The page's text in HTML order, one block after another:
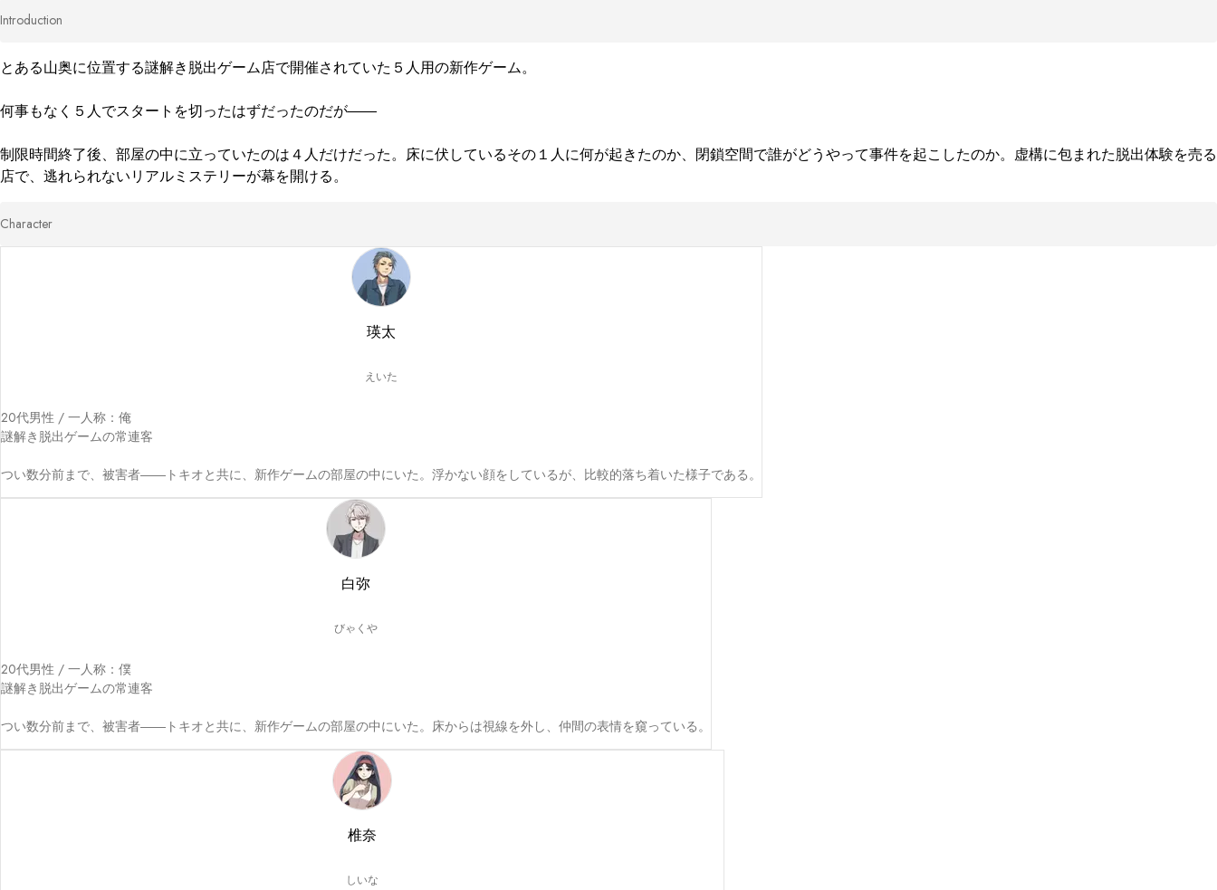
Introduction
とある山奥に位置する謎解き脱出ゲーム店で開催されていた５人用の新作ゲーム。
何事もなく５人でスタートを切ったはずだったのだが――
制限時間終了後、部屋の中に立っていたのは４人だけだった。床に伏しているその１人に何が起きたのか、閉鎖空間で誰がどうやって事件を起こしたのか。虚構に包まれた脱出体験を売る
店で、逃れられないリアルミステリーが幕を開ける。
Character
瑛太
えいた
20代男性 / 一人称：俺
謎解き脱出ゲームの常連客
つい数分前まで、被害者――トキオと共に、新作ゲームの部屋の中にいた。浮かない顔をしているが、比較的落ち着いた様子である。
白弥
びゃくや
20代男性 / 一人称：僕
謎解き脱出ゲームの常連客
つい数分前まで、被害者――トキオと共に、新作ゲームの部屋の中にいた。床からは視線を外し、仲間の表情を窺っている。
椎奈
しいな